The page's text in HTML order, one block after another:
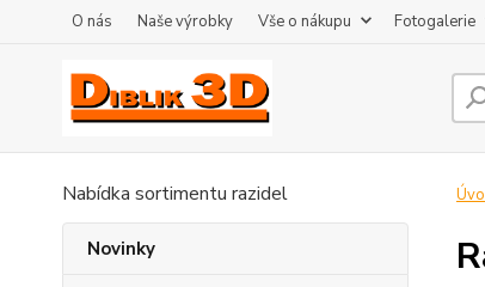
O nás Naše výrobky Vše o nákupu Fotogalerie
Nabídka sortimentu razidel
Novinky